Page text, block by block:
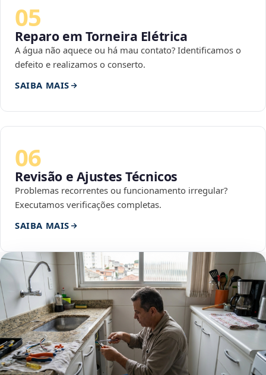
05
Reparo em Torneira Elétrica
A água não aquece ou há mau contato? Identificamos o
defeito e realizamos o conserto.
SAIBA MAIS
06
Revisão e Ajustes Técnicos
Problemas recorrentes ou funcionamento irregular?
Executamos verificações completas.
SAIBA MAIS